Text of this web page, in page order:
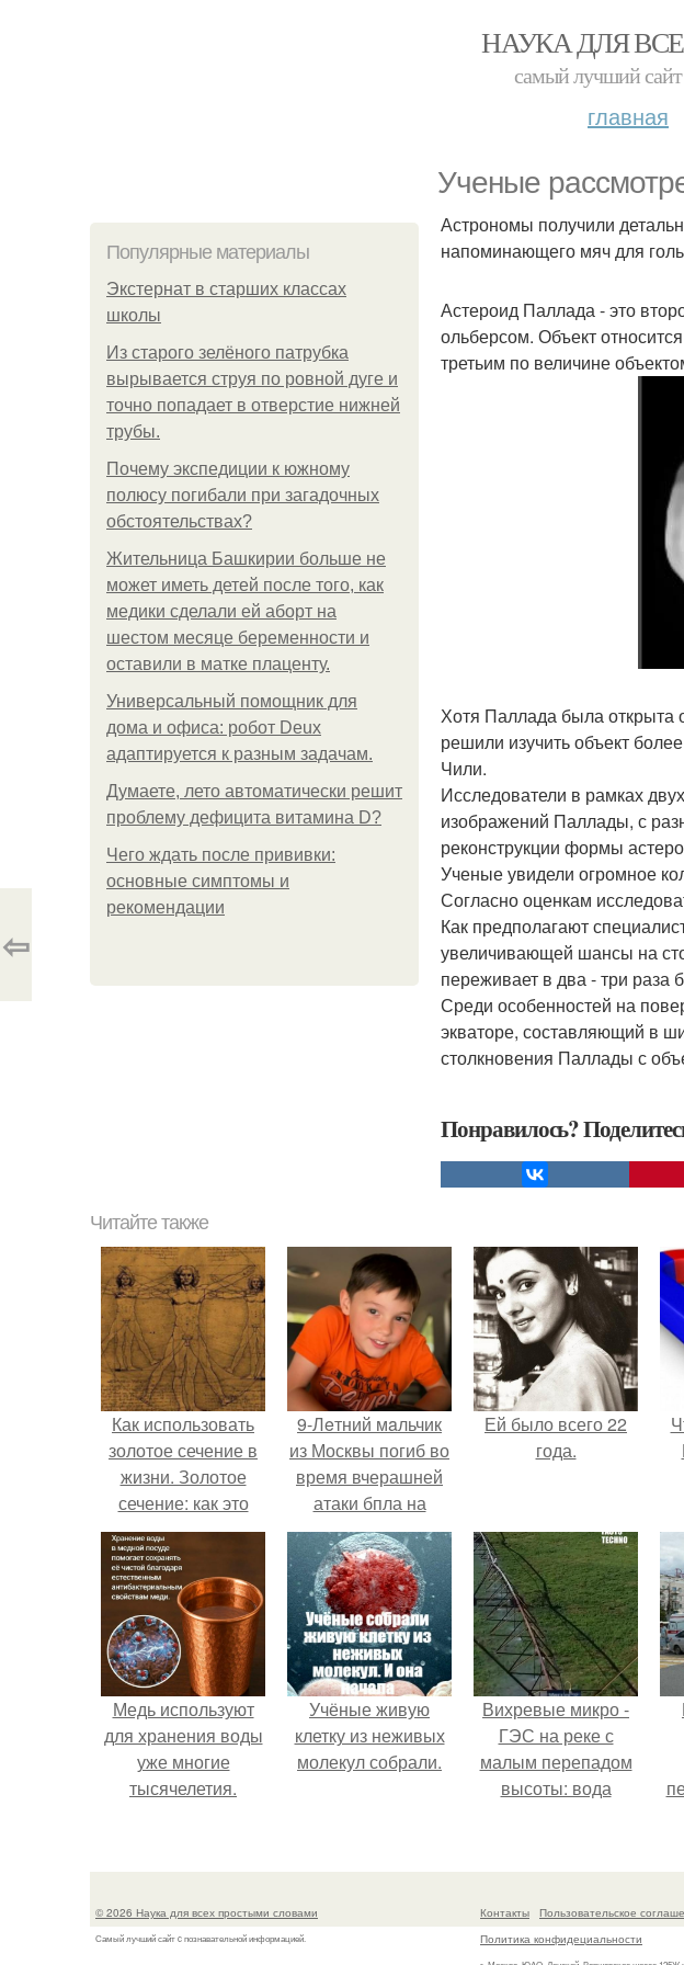
НАУКА ДЛЯ
самый лучший
главная
Ученые
Популярные материалы
Экстернат в старших классах
школы
Из старого зелёного патрубка
вырывается струя по ровной дуге и
точно попадает в отверстие нижней
трубы.
Почему экспедиции к южному
полюсу погибали при загадочных
обстоятельствах?
Жительница Башкирии больше не
может иметь детей после того, как
медики сделали ей аборт на
шестом месяце беременности и
оставили в матке плаценту.
Универсальный помощник для
дома и офиса: робот Deux
адаптируется к разным задачам.
Думаете, лето автоматически решит
проблему дефицита витамина D?
Чего ждать после прививки:
основные симптомы и
рекомендации
Астрономы получили
напоминающего мяч для
Астероид Паллада - это
ольберсом. Объект
третьим по величине
Хотя Паллада была открыта
решили изучить объект
Чили.
Исследователи в рамках
изображений Паллады, с
реконструкции формы
Ученые увидели огромное
Согласно оценкам
Как предполагают
увеличивающей шансы на
переживает в два - три раза
Среди особенностей на
экваторе, составляющий в
столкновения Паллады с
Понравилось?
⇦
Читайте также
Как использовать
золотое сечение в
жизни. Золотое
сечение: как это
работает.
9-Лeтний мaльчик
из Москвы погиб во
время вчерашней
атаки бпла на
пляже под
Геленджиком.
Ей было всего 22
года.
Медь используют
для хранения воды
уже многие
тысячелетия.
Учёные живую
клетку из неживых
молекул собрали.
Вихревые микро -
ГЭС на реке с
малым перепадом
высоты: вода
вращает
турбину.
© 2026 Наука для всех простыми словами
Самый лучший сайт c познавательной информацией.
Контакты
Пользовательское
Политика конфидециальности